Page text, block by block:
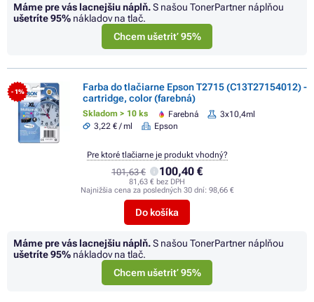
Máme pre vás lacnejšiu náplň.S našou TonerPartner náplňou
ušetríte95% nákladov na tlač.
Chcem ušetriť 95%
- 1%
Farba do tlačiarne Epson T2715 (C13T27154012) -
cartridge, color (farebná)
Skladom > 10 ks Farebná
3x10,4ml
3,22 € / ml
Epson
101,63 € 100,40 €
81,63 € bez DPH
Najnižšia cena za posledných 30 dní: 98,66 €
Do košíka
Pre ktoré tlačiarne je produkt vhodný?
Máme pre vás lacnejšiu náplň.S našou TonerPartner náplňou
ušetríte95% nákladov na tlač.
Chcem ušetriť 95%